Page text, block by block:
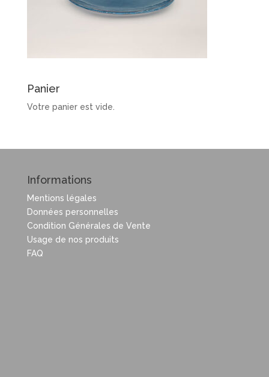
Panier
Votre panier est vide.
Informations
Mentions légales
Données personnelles
Condition Générales de Vente
Usage de nos produits
FAQ